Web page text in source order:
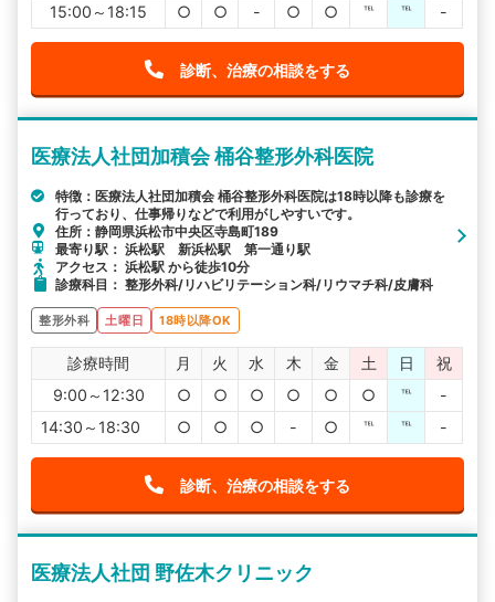
15:00～18:15
○ ○ - ○ ○ ℡ ℡ -
診断、治療の相談をする
医療法人社団加積会 桶谷整形外科医院
特徴：医療法人社団加積会 桶谷整形外科医院は18時以降も診療を
行っており、仕事帰りなどで利用がしやすいです。
住所：静岡県浜松市中央区寺島町189
最寄り駅： 浜松駅 新浜松駅 第一通り駅
アクセス： 浜松駅 から徒歩10分
診療科目： 整形外科/リハビリテーション科/リウマチ科/皮膚科
整形外科 土曜日 18時以降OK
診療時間 月 火 水 木 金 土 日
祝
9:00～12:30
○ ○ ○ ○ ○ ○ ℡
-
14:30～18:30
○ ○ ○ - ○ ℡ ℡ -
診断、治療の相談をする
医療法人社団 野佐木クリニック